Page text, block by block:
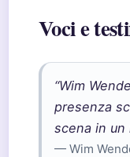
Voci e
“Wim
presenza
scena in un
— Wim